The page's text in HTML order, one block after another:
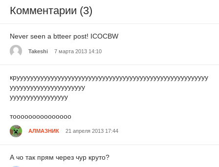
Комментарии (3)
Never seen a btteer post! ICOCBW
Takeshi 7 марта 2013 14:10
круууууууууууууууууууууууууууууууууууууууууууууууууууууууу
уууууууууууууууууууууу
ууууууууууууууууу
тооооооооооооооо
АЛМАЗНИК 21 апреля 2013 17:44
А чо так прям через чур круто?